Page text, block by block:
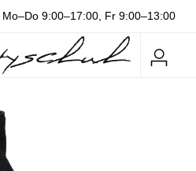
Mo–Do 9:00–17:00, Fr 9:00–13:00